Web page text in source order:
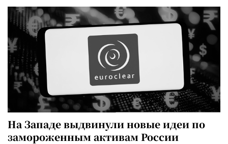
На Западе выдвинули новые идеи по
замороженным активам России